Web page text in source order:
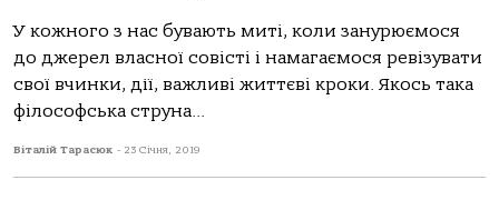
У кожного з нас бувають миті, коли занурюємося
до джерел власної совісті і намагаємося ревізувати
свої вчинки, дії, важливі життєві кроки. Якось така
філософська струна...
Віталій Тарасюк - 23 Січня, 2019